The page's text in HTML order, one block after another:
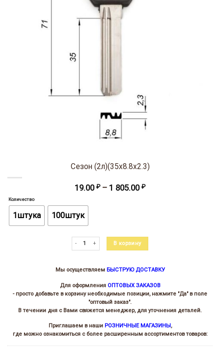
Сезон (2л)(35х8.8х2.3)
19.00 ₽ – 1 805.00 ₽Диапазон
Количество
1штука 100штук
Количество товара Сезон (2л)(35х8.8х2.3)
В корзину
Мы осуществляем БЫСТРУЮ ДОСТАВКУ
Для оформления ОПТОВЫХ ЗАКАЗОВ
- просто добавьте в корзину необходимые позиции, нажмите "Да" в поле
"оптовый заказ".
В течении дня с Вами свяжется менеджер, для уточнения деталей.
Приглашаем в наши РОЗНИЧНЫЕ МАГАЗИНЫ,
где можно ознакомиться с более расширенным ассортиментов товаров: